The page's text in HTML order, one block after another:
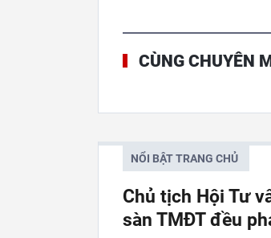
CÙNG CHUYÊN
NỔI BẬT TRANG CHỦ
Chủ tịch Hội Tư
sàn TMĐT đều